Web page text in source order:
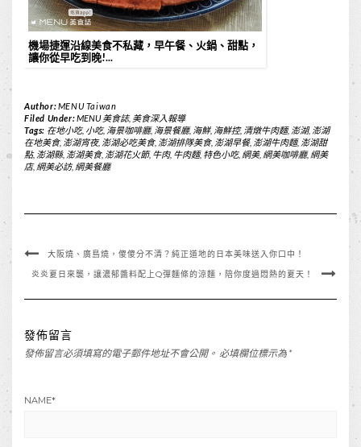
機場捷運沿線美食不私藏，早午餐、火鍋、甜點，
讓你從早吃到晚!...
Author:MENU Taiwan
Filed Under:MENU 美食誌, 美食深入報導
Tags: 在地小吃, 小吃, 海景咖啡廳, 海景餐廳, 海鮮, 海鮮控, 清燉牛肉麵, 澎湖, 澎湖
在地美食, 澎湖宵夜, 澎湖必吃美食, 澎湖排隊美食, 澎湖早餐, 澎湖牛肉麵, 澎湖甜
點, 澎湖縣, 澎湖美食, 澎湖花火節, 牛肉, 牛肉麵, 特色小吃, 網美, 網美咖啡廳, 網美
店, 網美必訪, 網美餐廳
大阪燒、廣島燒，傻傻分不清？純正道地的日本美味送入你口中！
炎炎夏日來襲，讓濃郁醬料配上Q彈麵條的涼麵，陪你度過悶熱的夏天！
發佈留言
發佈留言必須填寫的電子郵件地址不會公開。 必填欄位標示為 *
NAME*